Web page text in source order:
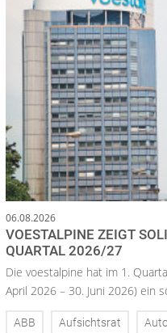
06.08.2026
VOESTALPINE ZEIGT
QUARTAL 2026/27
Die voestalpine hat im 1.
April 2026 – 30. Juni 2026) ein
ABB Aufsichtsrat